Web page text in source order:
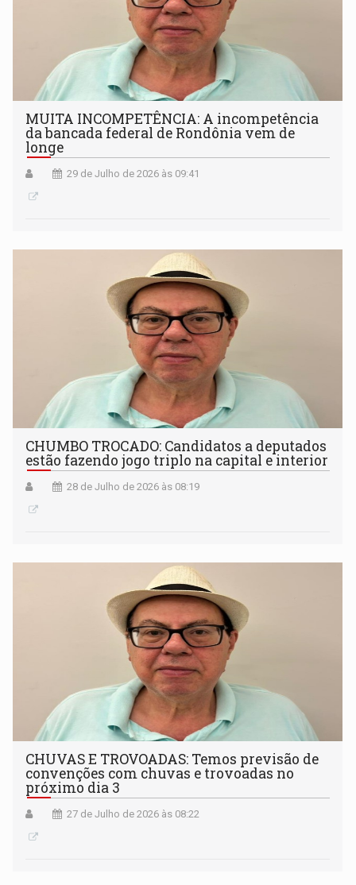
MUITA INCOMPETÊNCIA: A incompetência
da bancada federal de Rondônia vem de
longe
29 de Julho de 2026 às 09:41
CHUMBO TROCADO: Candidatos a deputados
estão fazendo jogo triplo na capital e interior
28 de Julho de 2026 às 08:19
CHUVAS E TROVOADAS: Temos previsão de
convenções com chuvas e trovoadas no
próximo dia 3
27 de Julho de 2026 às 08:22